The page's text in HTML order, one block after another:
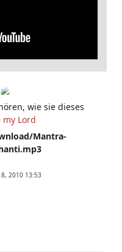
wie sie dieses
my Lord
Mantra-
2010 13:53